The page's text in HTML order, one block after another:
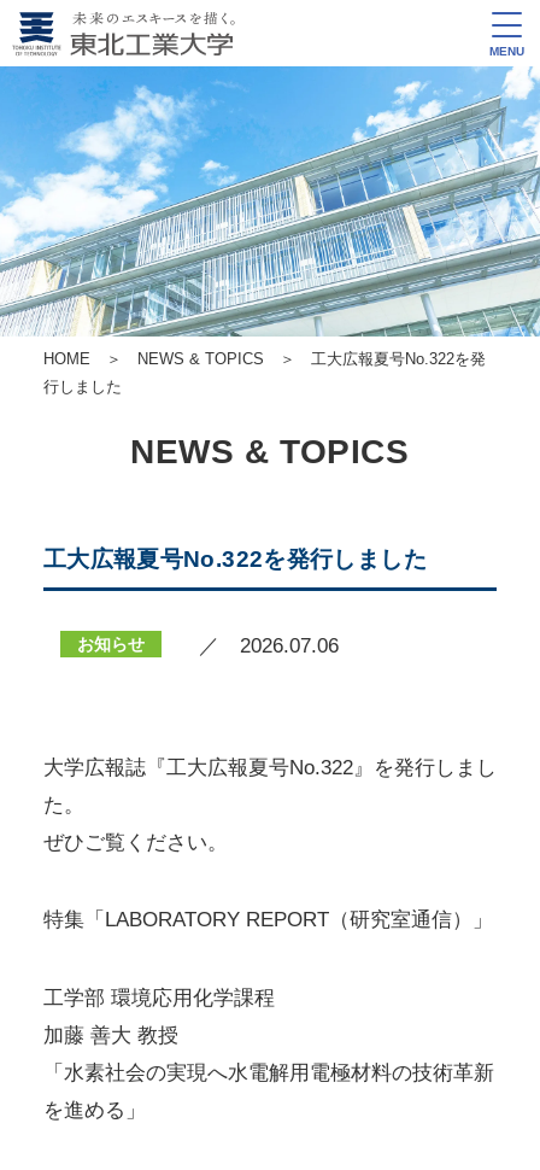
MENU
HOME ＞ NEWS & TOPICS ＞ 工大広報夏号No.322を発
行しました
NEWS & TOPICS
工大広報夏号No.322を発行しました
お知らせ ／ 2026.07.06
大学広報誌『工大広報夏号No.322』を発行しまし
た。
ぜひご覧ください。
特集「LABORATORY REPORT（研究室通信）」
工学部 環境応用化学課程
加藤 善大 教授
「水素社会の実現へ水電解用電極材料の技術革新
を進める」